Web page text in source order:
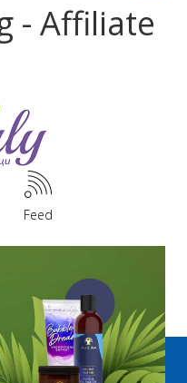
- Affiliate
Feed